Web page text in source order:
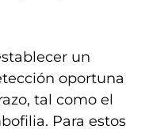
un
oportuna
tal como el
Para estos